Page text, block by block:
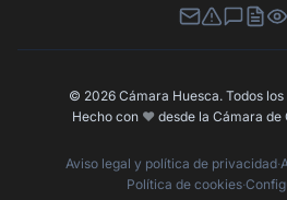
Newsletter
Canal de
BuzónPerfil
© 2026 Cámara Huesca. Todos
Hecho con ❤️ desde la Cámara de
Aviso legal y política de privacidad·
Política de cookies·